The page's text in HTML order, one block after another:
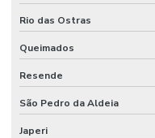
Gestão de ativos
Gestão de custos de
Gestão De Manutenção
Rio das Ostras
Queimados
Resende
São Pedro da Aldeia
Japeri